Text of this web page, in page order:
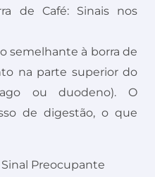
de Café: Sinais nos
semelhante à borra de
na parte superior do
ou duodeno). O
de digestão, o que
Preocupante